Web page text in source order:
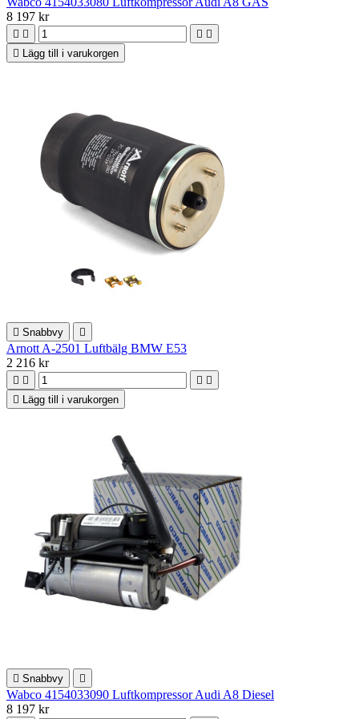
8 197 kr
   

Lägg till i varukorgen
 Snabbvy 
Arnott A-2501 Luftbälg BMW E53
2 216 kr
   

Lägg till i varukorgen
 Snabbvy 
Wabco 4154033090 Luftkompressor Audi A8 Diesel
8 197 kr